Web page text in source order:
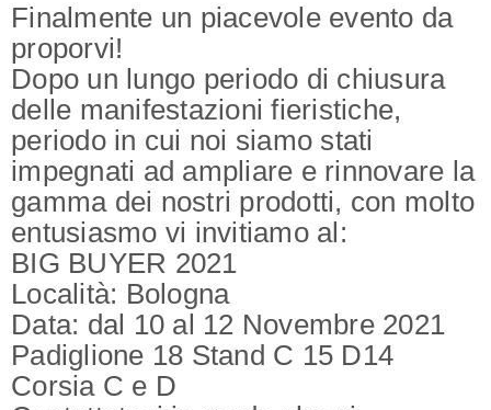
Finalmente un piacevole evento da
proporvi!
Dopo un lungo periodo di chiusura
delle manifestazioni fieristiche,
periodo in cui noi siamo stati
impegnati ad ampliare e rinnovare la
gamma dei nostri prodotti, con molto
entusiasmo vi invitiamo al:
BIG BUYER 2021
Località: Bologna
Data: dal 10 al 12 Novembre 2021
Padiglione 18 Stand C 15 D14
Corsia C e D